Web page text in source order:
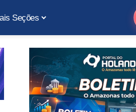
Seções